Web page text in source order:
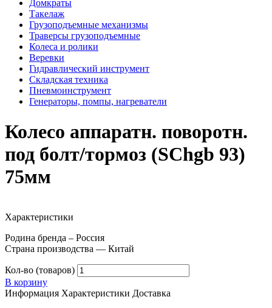
Домкраты
Такелаж
Грузоподъемные механизмы
Траверсы грузоподъемные
Колеса и ролики
Веревки
Гидравлический инструмент
Складская техника
Пневмоинструмент
Генераторы, помпы, нагреватели
Колесо аппаратн. поворотн.
под болт/тормоз (SChgb 93)
75мм
Характеристики
Родина бренда – Россия
Страна производства — Китай
Кол-во (товаров)
В корзину
Информация Характеристики Доставка